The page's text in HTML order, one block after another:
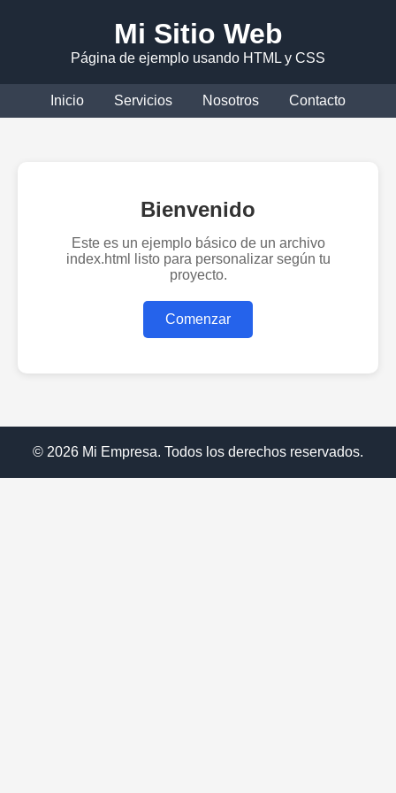
Mi Sitio Web
Página de ejemplo usando HTML y CSS
Inicio Servicios Nosotros Contacto
Bienvenido
Este es un ejemplo básico de un archivo
index.html listo para personalizar según tu
proyecto.
Comenzar
© 2026 Mi Empresa. Todos los derechos reservados.